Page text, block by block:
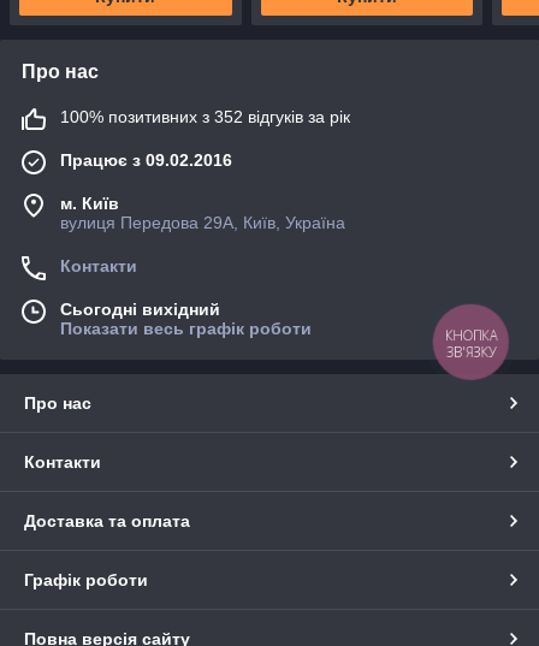
Про нас
100% позитивних з 352 відгуків за рік
Працює з 09.02.2016
м. Київ
вулиця Передова 29А, Київ, Україна
Контакти
Сьогодні вихідний
Показати весь графік роботи
Про нас
Контакти
Доставка та оплата
Графік роботи
Повна версія сайту
КНОПКА
ЗВ'ЯЗКУ